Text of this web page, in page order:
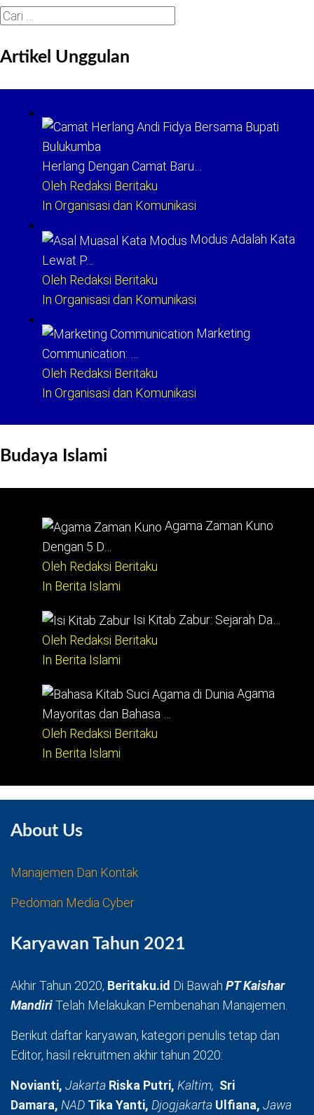
Cari
Artikel Unggulan
Herlang Dengan Camat Baru…
Oleh Redaksi Beritaku
In Organisasi dan Komunikasi
Modus Adalah Kata
Lewat P…
Oleh Redaksi Beritaku
In Organisasi dan Komunikasi
Marketing
Communication: …
Oleh Redaksi Beritaku
In Organisasi dan Komunikasi
Budaya Islami
Agama Zaman Kuno
Dengan 5 D…
Oleh Redaksi Beritaku
In Berita Islami
Isi Kitab Zabur: Sejarah Da…
Oleh Redaksi Beritaku
In Berita Islami
Agama
Mayoritas dan Bahasa …
Oleh Redaksi Beritaku
In Berita Islami
About Us
Manajemen Dan Kontak
Pedoman Media Cyber
Karyawan Tahun 2021
Akhir Tahun 2020, Beritaku.id Di Bawah PT Kaishar
MandiriTelah Melakukan Pembenahan Manajemen.
Berikut daftar karyawan, kategori penulis tetap dan
Editor, hasil rekruitmen akhir tahun 2020:
Novianti, Jakarta Riska Putri, Kaltim, Sri
Damara, NAD Tika Yanti, Djogjakarta Ulfiana, Jawa